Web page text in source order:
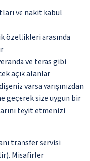
ve nakit kabul
özellikleri arasında
ve teras gibi
açık alanlar
varsa varışınızdan
geçerek size uygun bir
teyit etmenizi
transfer servisi
Misafirler